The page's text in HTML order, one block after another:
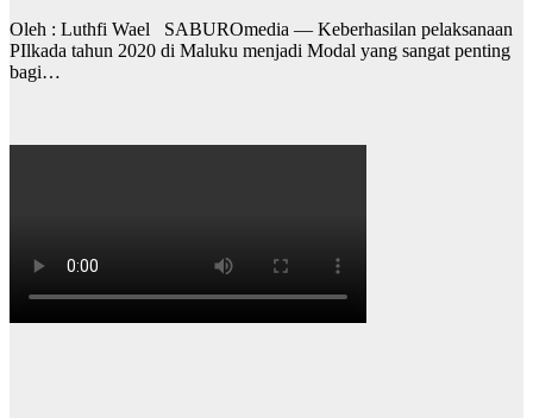
Oleh : Luthfi Wael SABUROmedia — Keberhasilan pelaksanaan
PIlkada tahun 2020 di Maluku menjadi Modal yang sangat penting
bagi…